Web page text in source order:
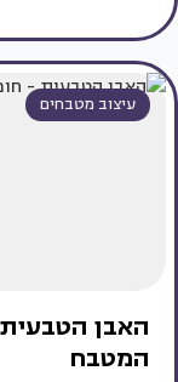
עיצוב מטבחים
האבן
המטבח